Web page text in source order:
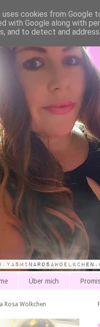
Über mich
Rosa Wölkchen
uses cookies from Google
with Google along with
and to detect and address